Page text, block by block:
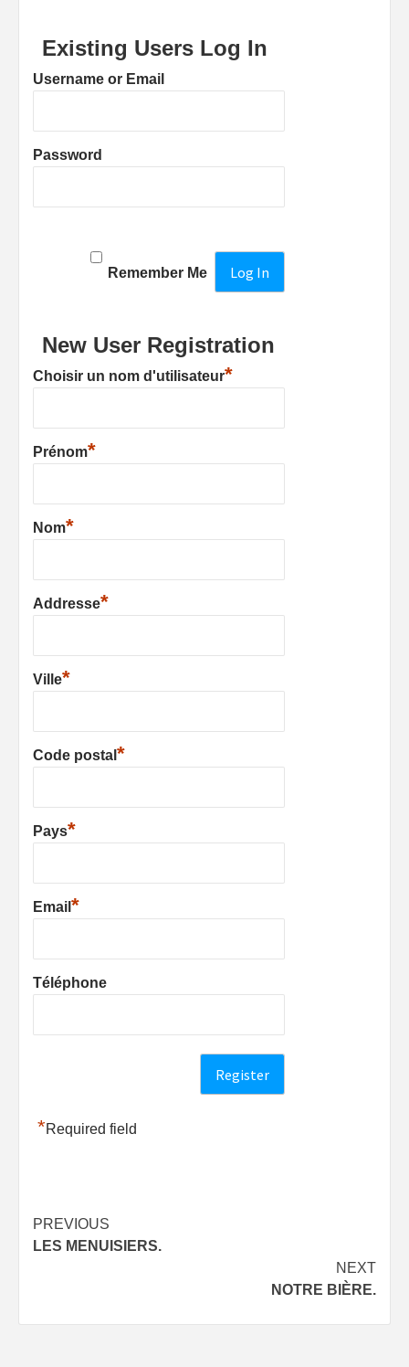
Existing Users Log In
Username or Email
Password
Remember Me
New User Registration
Choisir un nom d'utilisateur*
Prénom*
Nom*
Addresse*
Ville*
Code postal *
Pays*
Email *
Téléphone
*Required field
Post
navigation
PREVIOUS
LES MENUISIERS.
NEXT
NOTRE BIÈRE.